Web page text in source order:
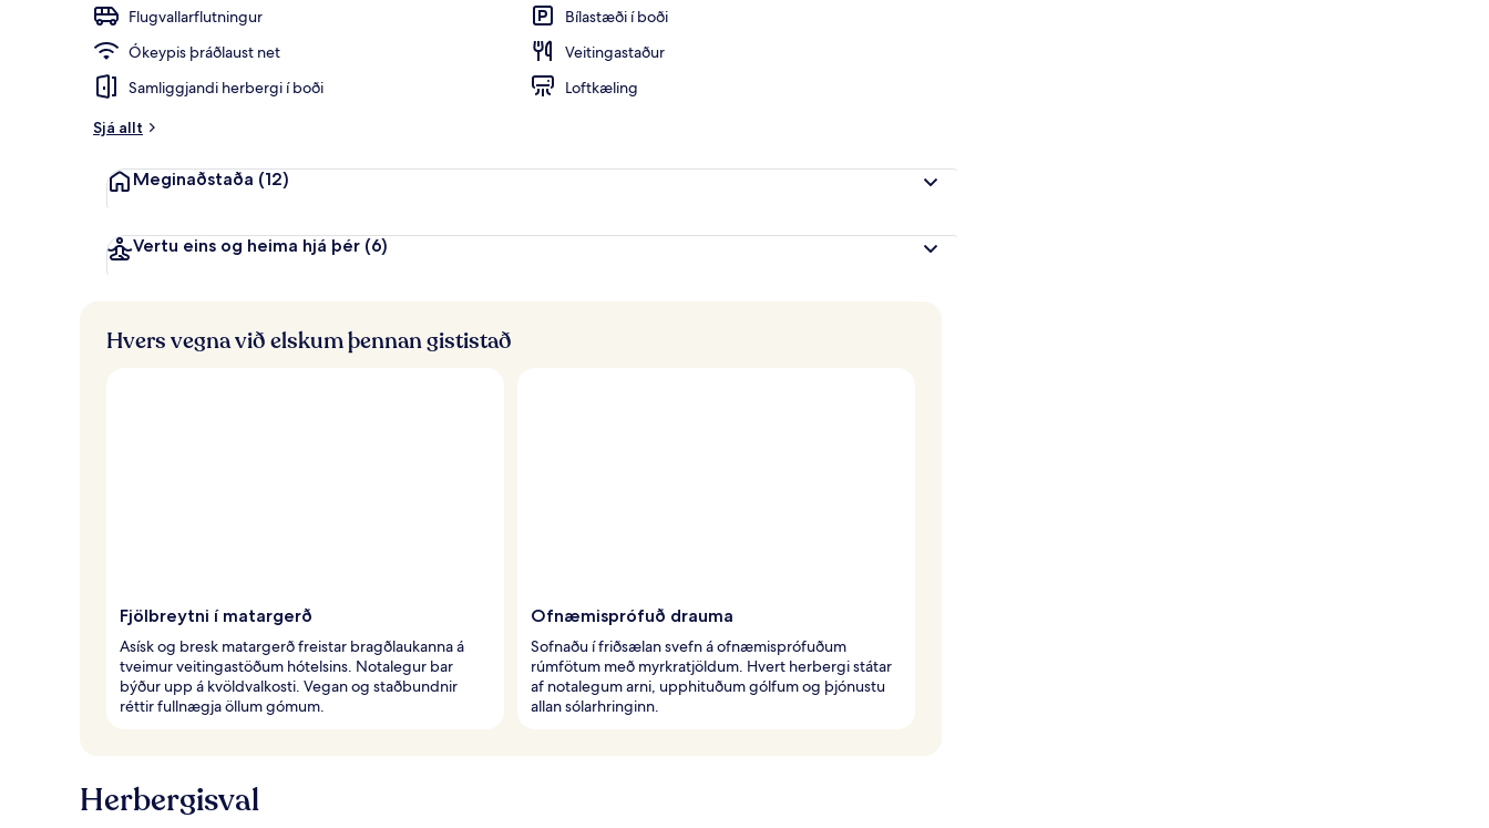
Flugvallarflutningur
Bílastæði í boði
Ókeypis þráðlaust net
Veitingastaður
Samliggjandi herbergi í boði
Loftkæling
Sjá allt
Meginaðstaða (12)
Vertu eins og heima hjá þér (6)
Hvers vegna við elskum þennan gististað
Fjölbreytni í matargerð
Asísk og bresk matargerð freistar bragðlaukanna á
tveimur veitingastöðum hótelsins. Notalegur bar
býður upp á kvöldvalkosti. Vegan og staðbundnir
réttir fullnægja öllum gómum.
Ofnæmisprófuð drauma
Sofnaðu í friðsælan svefn á ofnæmisprófuðum
rúmfötum með myrkratjöldum. Hvert herbergi státar
af notalegum arni, upphituðum gólfum og þjónustu
allan sólarhringinn.
Herbergisval